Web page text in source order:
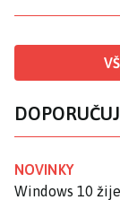
NOVINKY
Windows 10